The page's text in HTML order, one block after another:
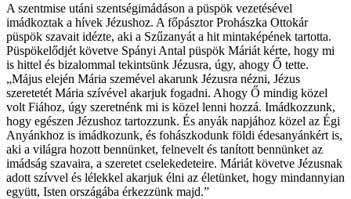
A szentmise utáni szentségimádáson a püspök vezetésével
imádkoztak a hívek Jézushoz. A főpásztor Prohászka Ottokár
püspök szavait idézte, aki a Szűzanyát a hit mintaképének tartotta.
Püspökelődjét követve Spányi Antal püspök Máriát kérte, hogy mi
is hittel és bizalommal tekintsünk Jézusra, úgy, ahogy Ő tette.
„Május elején Mária szemével akarunk Jézusra nézni, Jézus
szeretetét Mária szívével akarjuk fogadni. Ahogy Ő mindig közel
volt Fiához, úgy szeretnénk mi is közel lenni hozzá. Imádkozzunk,
hogy egészen Jézushoz tartozzunk. És anyák napjához közel az Égi
Anyánkhoz is imádkozunk, és fohászkodunk földi édesanyánkért is,
aki a világra hozott bennünket, felnevelt és tanított bennünket az
imádság szavaira, a szeretet cselekedeteire. Máriát követve Jézusnak
adott szívvel és lélekkel akarjuk élni az életünket, hogy mindannyian
együtt, Isten országába érkezzünk majd.”